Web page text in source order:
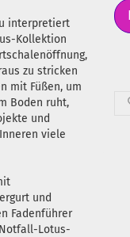
interpretiert
Kollektion
zu stricken
mit Füßen, um
Boden ruht,
und
viele
und
Fadenführer
Lotus-